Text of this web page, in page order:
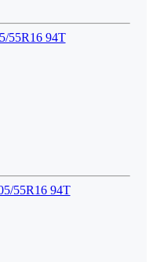
55R16 94T
55R16 94T